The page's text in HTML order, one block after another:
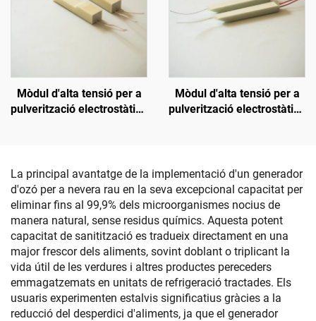
Mòdul d'alta tensió per a
pulverització electrostàtica
Mòdul d'alta tensió per a
pulverització electrostàtica
La principal avantatge de la implementació d'un generador
d'ozó per a nevera rau en la seva excepcional capacitat per
eliminar fins al 99,9% dels microorganismes nocius de
manera natural, sense residus químics. Aquesta potent
capacitat de sanitització es tradueix directament en una
major frescor dels aliments, sovint doblant o triplicant la
vida útil de les verdures i altres productes pereceders
emmagatzemats en unitats de refrigeració tractades. Els
usuaris experimenten estalvis significatius gràcies a la
reducció del desperdici d'aliments, ja que el generador